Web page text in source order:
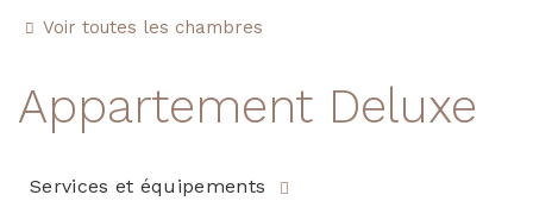
Voir toutes les chambres
Appartement Deluxe
Services et équipements